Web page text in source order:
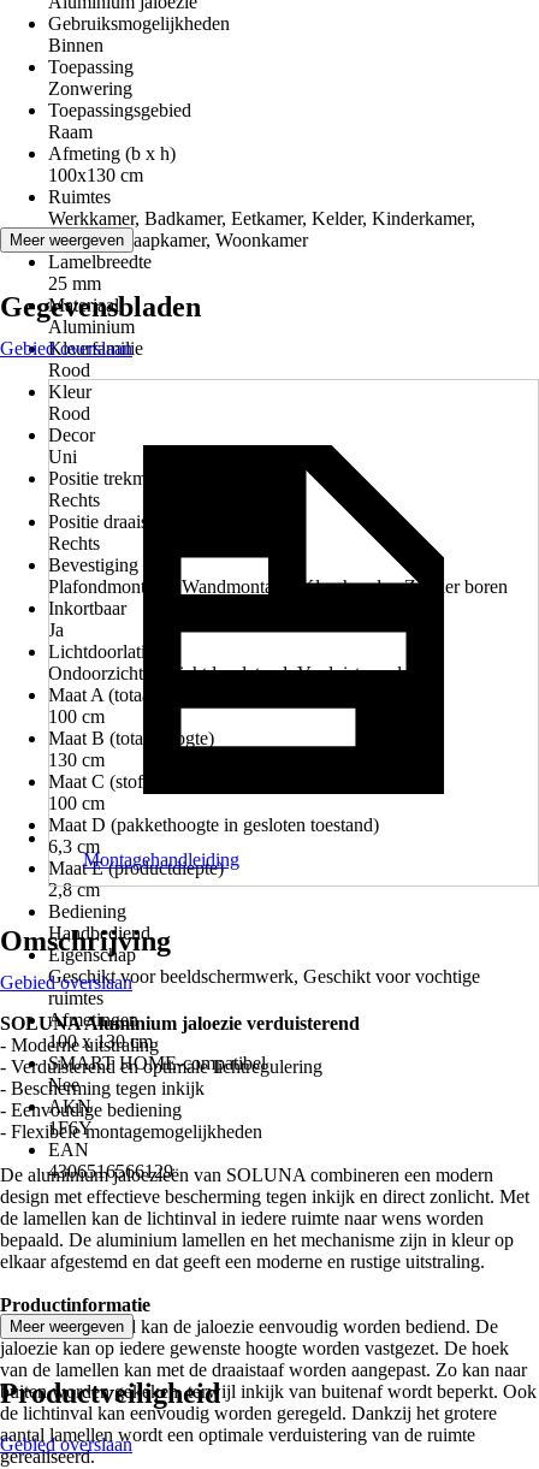
Gebruiksmogelijkheden
Binnen
Toepassing
Zonwering
Toepassingsgebied
Raam
Afmeting (b x h)
100x130 cm
Ruimtes
Werkkamer, Badkamer, Eetkamer, Kelder, Kinderkamer,
Keuken, Slaapkamer, Woonkamer
Lamelbreedte
25 mm
Materiaal
Aluminium
Kleurfamilie
Rood
Kleur
Rood
Decor
Uni
Positie trekmechanisme
Rechts
Positie draaistaaf
Rechts
Bevestiging
Plafondmontage, Wandmontage, Klemhouder, Zonder boren
Inkortbaar
Ja
Lichtdoorlating
Ondoorzichtig, Lichtdoorlatend, Verduisterend
Maat A (totaalbreedte)
100 cm
Maat B (totaalhoogte)
130 cm
Maat C (stofbreedte)
100 cm
Maat D (pakkethoogte in gesloten toestand)
6,3 cm
Maat E (productdiepte)
2,8 cm
Bediening
Handbediend
Eigenschap
Geschikt voor beeldschermwerk, Geschikt voor vochtige
ruimtes
Afmetingen
100 x 130 cm
SMART HOME-compatibel
Nee
AKN
1F6Y
EAN
4306516566129
Meer weergeven
Gegevensbladen
Gebied overslaan
Montagehandleiding
Omschrijving
Gebied overslaan
SOLUNA Aluminium jaloezie verduisterend
- Moderne uitstraling
- Verduisterend en optimale lichtregulering
- Bescherming tegen inkijk
- Eenvoudige bediening
- Flexibele montagemogelijkheden
De aluminium jaloezieën van SOLUNA combineren een modern
design met effectieve bescherming tegen inkijk en direct zonlicht. Met
de lamellen kan de lichtinval in iedere ruimte naar wens worden
bepaald. De aluminium lamellen en het mechanisme zijn in kleur op
elkaar afgestemd en dat geeft een moderne en rustige uitstraling.
Productinformatie
Met het trekkoord kan de jaloezie eenvoudig worden bediend. De
jaloezie kan op iedere gewenste hoogte worden vastgezet. De hoek
van de lamellen kan met de draaistaaf worden aangepast. Zo kan naar
buiten worden gekeken, terwijl inkijk van buitenaf wordt beperkt. Ook
de lichtinval kan eenvoudig worden geregeld. Dankzij het grotere
aantal lamellen wordt een optimale verduistering van de ruimte
gerealiseerd.
Meer weergeven
Productveiligheid
Gebied overslaan